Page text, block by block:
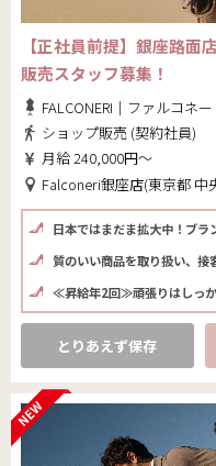
【正社員前提】銀座路面
販売スタッフ募集！
FALCONERI｜ファルコネー
ショップ販売 (契約社員)
月給 240,000円～
Falconeri銀座店(東京都 中
日本ではまだま拡大中！ブラ
質のいい商品を取り扱い、接
≪昇給年2回≫頑張りはしっか
とりあえず保存